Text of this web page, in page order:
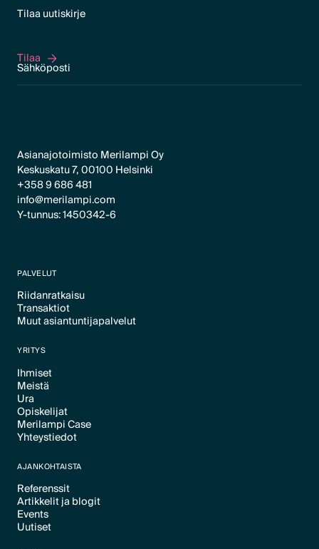
Tilaa uutiskirje
Tilaa
Tilaa
Asianajotoimisto Merilampi Oy
Keskuskatu 7, 00100 Helsinki
+358 9 686 481
info@merilampi.com
Y-tunnus: 1450342-6
PALVELUT
Riidanratkaisu
Text Link
Transaktiot
Text Link
Muut asiantuntijapalvelut
YRITYS
Ihmiset
Text Link
Meistä
Text Link
Ura
Text Link
Opiskelijat
Text Link
Merilampi Case
Text Link
Yhteystiedot
AJANKOHTAISTA
Referenssit
Text Link
Artikkelit ja blogit
Text Link
Events
Text Link
Uutiset